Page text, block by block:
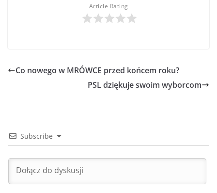
Article Rating
Co nowego w MRÓWCE przed końcem roku?
PSL dziękuje swoim wyborcom
Subscribe